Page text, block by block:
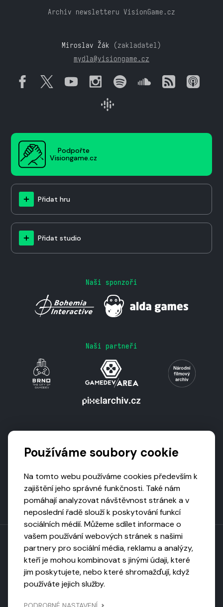
Archiv newsletteru VisionGame.cz
Miroslav Žák (zakladatel)
mydla@visiongame.cz
Podpořte
Visiongame.cz
Přidat hru
Přidat studio
Naši sponzoři
Naši partneři
Toto dílo podléhá licenci CC BY-NC-ND
Uveďte původ, neužívejte komerčně, nezpracovávejte.
Používáme soubory cookie
Na tomto webu používáme cookies především k
zajištění jeho správné funkčnosti. Také nám
pomáhají analyzovat návštěvnost stránek a v
neposlední řadě slouží k poskytování funkcí
sociálních médií. Můžeme sdílet informace o
vašem používání webových stránek s našimi
partnery pro sociální média, reklamu a analýzy,
kteří je mohou kombinovat s jinými údaji, které
jim poskytujete, nebo které shromažďují, když
používáte jejich služby.